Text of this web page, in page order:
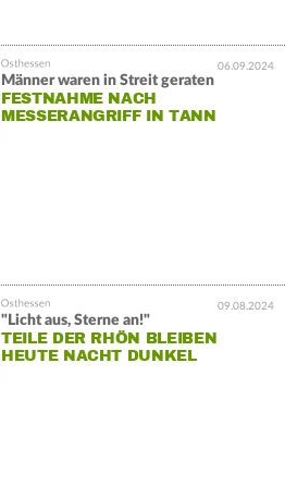
06.09.2024
Männer waren in Streit geraten
FESTNAHME NACH
MESSERANGRIFF IN TANN
09.08.2024
"Licht aus, Sterne an!"
TEILE DER RHÖN BLEIBEN
HEUTE NACHT DUNKEL